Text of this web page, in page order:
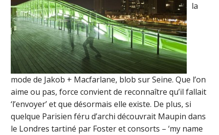
la
mode de Jakob + Macfarlane, blob sur Seine. Que l’on
aime ou pas, force convient de reconnaître qu’il fallait
‘l’envoyer’ et que désormais elle existe. De plus, si
quelque Parisien féru d’archi découvrait Maupin dans
le Londres tartiné par Foster et consorts – ‘my name